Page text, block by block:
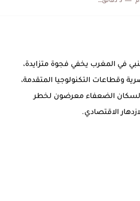
في المغرب يخفي فجوة متزايدة،
وقطاعات التكنولوجيا المتقدمة،
الضعفاء معرضون لخطر
الاقتصادي.